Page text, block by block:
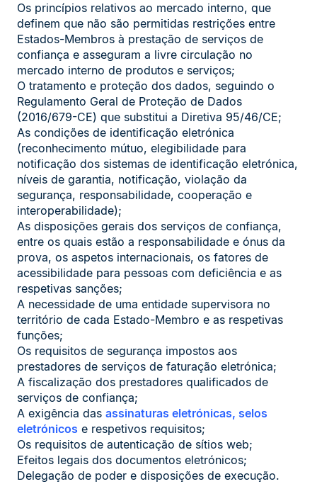
Os princípios relativos ao mercado interno, que
definem que não são permitidas restrições entre
Estados-Membros à prestação de serviços de
confiança e asseguram a livre circulação no
mercado interno de produtos e serviços;
O tratamento e proteção dos dados, seguindo o
Regulamento Geral de Proteção de Dados
(2016/679-CE) que substitui a Diretiva 95/46/CE;
As condições de identificação eletrónica
(reconhecimento mútuo, elegibilidade para
notificação dos sistemas de identificação eletrónica,
níveis de garantia, notificação, violação da
segurança, responsabilidade, cooperação e
interoperabilidade);
As disposições gerais dos serviços de confiança,
entre os quais estão a responsabilidade e ónus da
prova, os aspetos internacionais, os fatores de
acessibilidade para pessoas com deficiência e as
respetivas sanções;
A necessidade de uma entidade supervisora no
território de cada Estado-Membro e as respetivas
funções;
Os requisitos de segurança impostos aos
prestadores de serviços de faturação eletrónica;
A fiscalização dos prestadores qualificados de
serviços de confiança;
A exigência das assinaturas eletrónicas, selos
eletrónicos e respetivos requisitos;
Os requisitos de autenticação de sítios web;
Efeitos legais dos documentos eletrónicos;
Delegação de poder e disposições de execução.